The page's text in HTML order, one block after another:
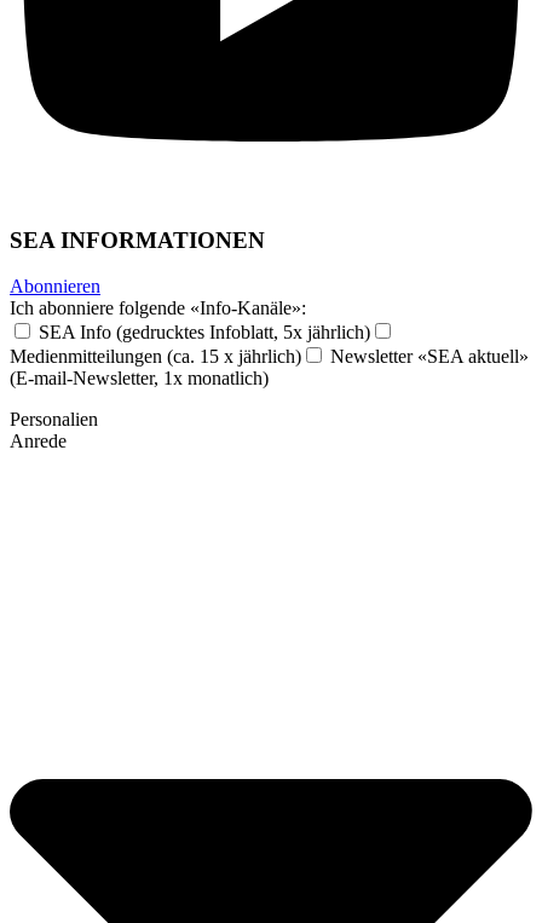
SEA INFORMATIONEN
Abonnieren
Ich abonniere folgende «Info-Kanäle»:
SEA Info (gedrucktes Infoblatt, 5x jährlich)
Medienmitteilungen (ca. 15 x jährlich)
Newsletter «SEA aktuell»
(E-mail-Newsletter, 1x monatlich)
Personalien
Anrede